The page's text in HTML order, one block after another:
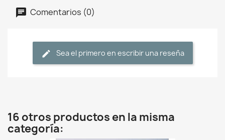
Comentarios (0)
Sea el primero en escribir una reseña
16 otros productos en la misma
categoría: